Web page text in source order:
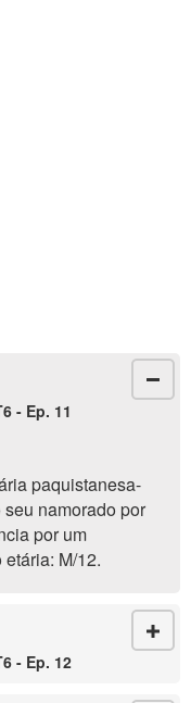
- Ep. 11
paquistanesa-
namorado por
por um
M/12.
- Ep. 12